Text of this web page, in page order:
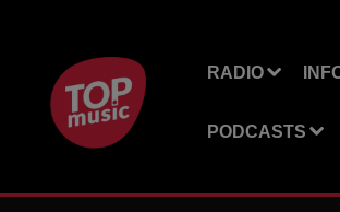
RADIO
PODCASTS